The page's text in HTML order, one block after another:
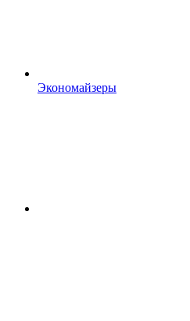
Экономайзеры